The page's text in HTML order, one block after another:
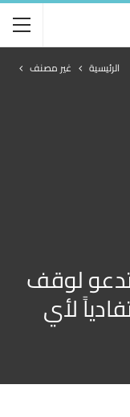
الرئيسية غير مصنف
لوقف
لأي